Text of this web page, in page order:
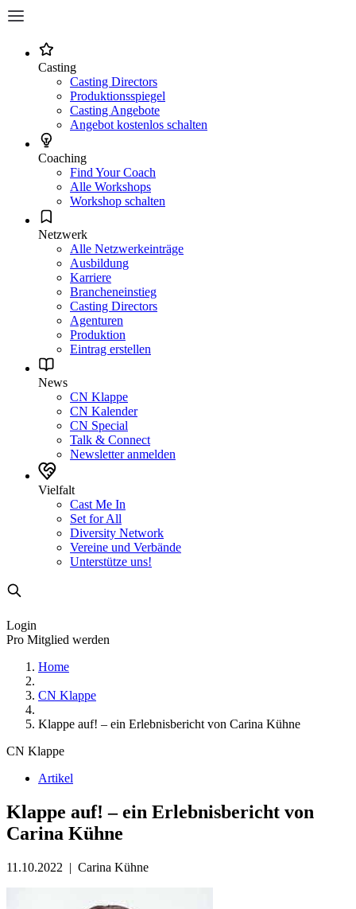
Casting
Casting Directors
Produktionsspiegel
Casting Angebote
Angebot kostenlos schalten
Coaching
Find Your Coach
Alle Workshops
Workshop schalten
Netzwerk
Alle Netzwerkeinträge
Ausbildung
Karriere
Brancheneinstieg
Casting Directors
Agenturen
Produktion
Eintrag erstellen
News
CN Klappe
CN Kalender
CN Special
Talk & Connect
Newsletter anmelden
Vielfalt
Cast Me In
Set for All
Diversity Network
Vereine und Verbände
Unterstütze uns!
Login
Pro Mitglied werden
Home
CN Klappe
Klappe auf! – ein Erlebnisbericht von Carina Kühne
CN Klappe
Artikel
Klappe auf! – ein Erlebnisbericht von
Carina Kühne
11.10.2022 | Carina Kühne